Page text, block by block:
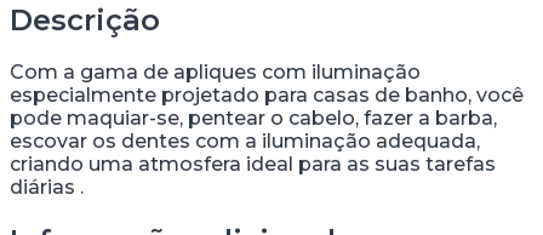
Descrição
Com a gama de apliques com iluminação
especialmente projetado para casas de banho, você
pode maquiar-se, pentear o cabelo, fazer a barba,
escovar os dentes com a iluminação adequada,
criando uma atmosfera ideal para as suas tarefas
diárias .